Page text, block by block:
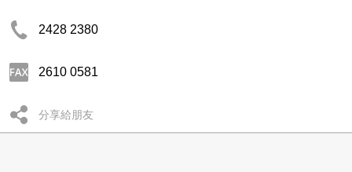
2428 2380
2610 0581
分享給朋友